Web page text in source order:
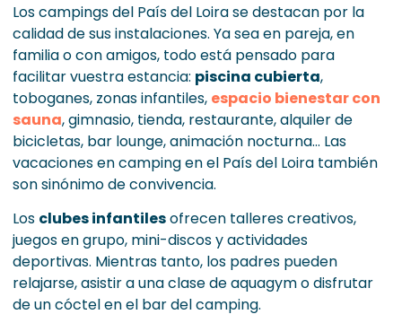
Los campings del País del Loira se destacan por la
calidad de sus instalaciones. Ya sea en pareja, en
familia o con amigos, todo está pensado para
facilitar vuestra estancia: piscina cubierta,
toboganes, zonas infantiles, espacio bienestar con
sauna, gimnasio, tienda, restaurante, alquiler de
bicicletas, bar lounge, animación nocturna... Las
vacaciones en camping en el País del Loira también
son sinónimo de convivencia.
Los clubes infantilesofrecen talleres creativos,
juegos en grupo, mini-discos y actividades
deportivas. Mientras tanto, los padres pueden
relajarse, asistir a una clase de aquagym o disfrutar
de un cóctel en el bar del camping.